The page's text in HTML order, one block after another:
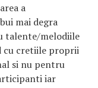
a
mai degra
talente/melodiile
cu cretiile proprii
si nu pentru
iar